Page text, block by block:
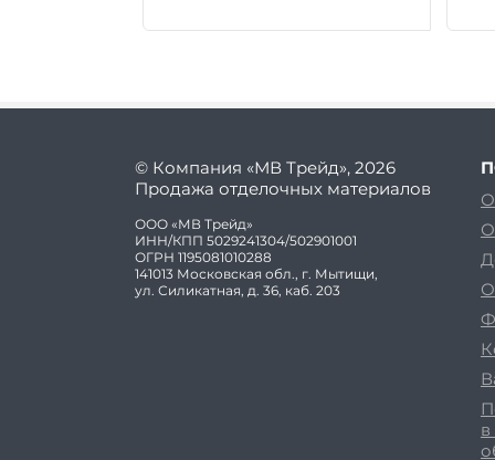
© Компания «МВ Трейд», 2026
Продажа отделочных материалов
ООО «МВ Трейд»
ИНН/КПП 5029241304/502901001
ОГРН 1195081010288
141013 Московская обл., г. Мытищи,
ул. Силикатная, д. 36, каб. 203